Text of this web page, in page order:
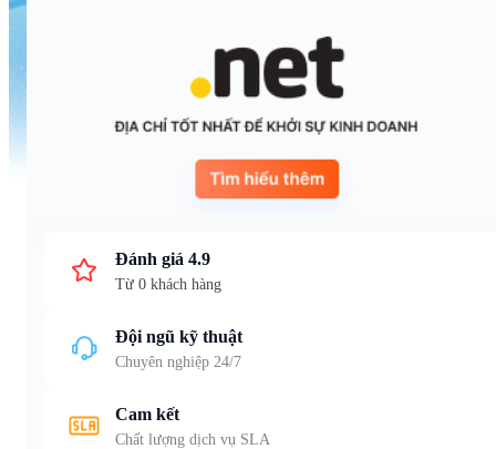
Đánh giá 4.9
Từ 0 khách hàng
Đội ngũ kỹ thuật
Chuyên nghiệp 24/7
Cam kết
Chất lượng dịch vụ SLA